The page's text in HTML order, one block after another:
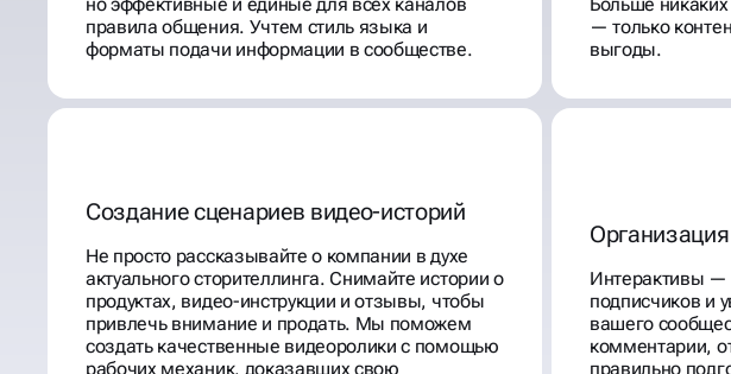
правила общения. Учтем стиль языка и
форматы подачи информации в сообществе.
— только
выгоды.
Создание сценариев видео-историй
Не просто рассказывайте о компании в духе
актуального сторителлинга. Снимайте истории о
продуктах, видео-инструкции и отзывы, чтобы
привлечь внимание и продать. Мы поможем
создать качественные видеоролики с помощью
рабочих механик, доказавших свою
Интерактивы —
подписчиков и
вашего
комментарии,
правильно